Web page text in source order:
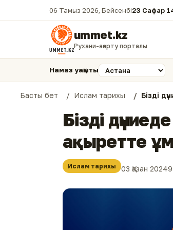
06 Тамыз 2026, Бейсенбі23 Сафар
ummet.kz
Рухани-ағарту порталы
Намаз уақыты
Басты бет Ислам тарихы Бізді
Бізді
ақыретте
Ислам тарихы 03 Қазан 2024